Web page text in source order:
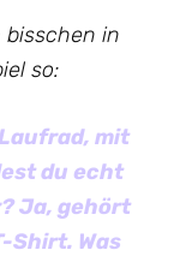
in
so:
mit
du echt
Ja, gehört
Shirt. Was